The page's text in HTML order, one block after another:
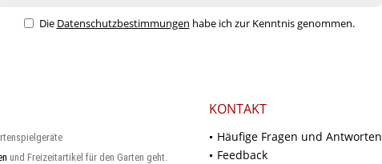
Die Datenschutzbestimmungen habe ich zur Kenntnis genommen.
und Freizeitartikel für den Garten geht.
KONTAKT
Häufige Fragen und Antworten
Feedback